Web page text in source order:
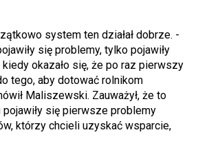
system ten działał dobrze. -
się problemy, tylko pojawiły
kiedy okazało się, że po raz pierwszy
tego, aby dotować rolnikom
Maliszewski. Zauważył, że to
pojawiły się pierwsze problemy
którzy chcieli uzyskać wsparcie,